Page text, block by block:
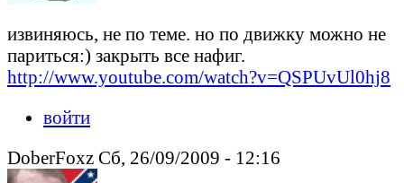
извиняюсь, не по теме. но по движку можно не
париться:) закрыть все нафиг.
http://www.youtube.com/watch?v=QSPUvUl0hj8
войти
DoberFoxz Сб, 26/09/2009 - 12:16